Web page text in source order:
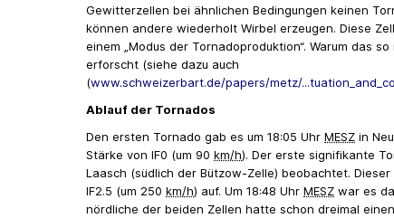
Gewitterzellen bei ähnlichen Bedingungen keinen
können andere wiederholt Wirbel erzeugen. Diese
einem „Modus der Tornadoproduktion“. Warum das
erforscht (siehe dazu auch
(www.schweizerbart.de/papers/metz/
Ablauf der Tornados
Den ersten Tornado gab es um 18:05 Uhr MESZ in
Stärke von IF0 (um 90 km/h). Der erste signifikante
Laasch (südlich der Bützow-Zelle) beobachtet.
IF2.5 (um 250 km/h) auf. Um 18:48 Uhr MESZ war es
nördliche der beiden Zellen hatte schon dreimal